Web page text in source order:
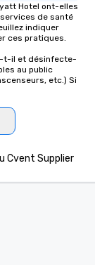
Hotel ont-elles
de santé
indiquer
ces pratiques.
t-il et désinfecte-
au public
etc.) Si
Cvent Supplier